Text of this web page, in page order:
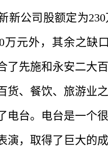
新公司股额定为
万元外，其余之缺
了先施和永安二大
货、餐饮、旅游业
电台。电台是一个
演，取得了巨大的成